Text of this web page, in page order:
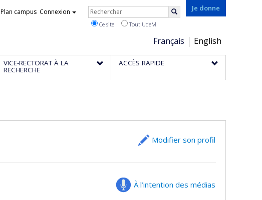
Je donne
Choix
de
la
Français English
Plan campus Connexion Rechercher
Ce site Tout UdeM
VICE-RECTORAT À LA
RECHERCHE
ACCÈS RAPIDE
Modifier son profil
À l’intention des médias